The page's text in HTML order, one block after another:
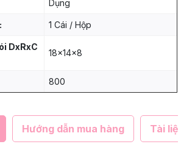
Dụng
1 Cái / Hộp
DxRxC
18x14x8
800
Hướng dẫn mua hàng Tài